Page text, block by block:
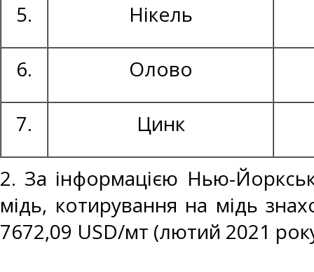
5. Нікель
6. Олово
7. Цинк
2. За інформацією Нью-
мідь, котирування на мідь
7672,09 USD/мт (лютий 2021